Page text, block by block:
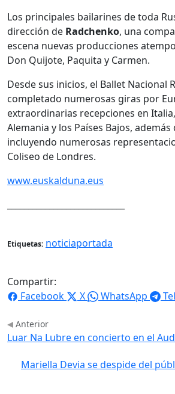
Los principales bailarines de toda
dirección de Radchenko, una
escena nuevas producciones
Don Quijote, Paquita y Carmen.
Desde sus inicios, el Ballet Nacional
completado numerosas giras por
extraordinarias recepciones en
Alemania y los Países Bajos,
incluyendo numerosas
Coliseo de Londres.
www.euskalduna.eus
Etiquetas: noticiaportada
Compartir:
Facebook
X WhatsApp
Anterior
Luar Na Lubre en concierto en el
Mariella Devia se despide del